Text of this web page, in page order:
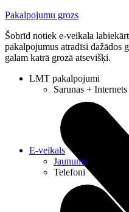
Pakalpojumu grozs
Šobrīd notiek e-veikala
pakalpojumus atradīsi dažādos
galam katrā grozā atsevišķi.
LMT pakalpojumi
Sarunas +
E-veikals
Jaunumi
Telefoni